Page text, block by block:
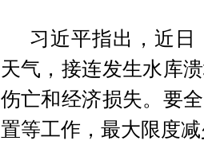
习近平指出，近
天气，接连发生水库
伤亡和经济损失。要
置等工作，最大限度